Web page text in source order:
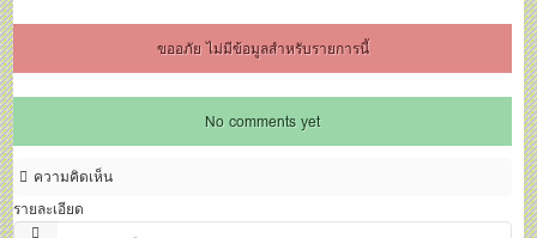
ขออภัย ไม่มีข้อมูลสำหรับรายการนี้
No comments yet
ความคิดเห็น
รายละเอียด